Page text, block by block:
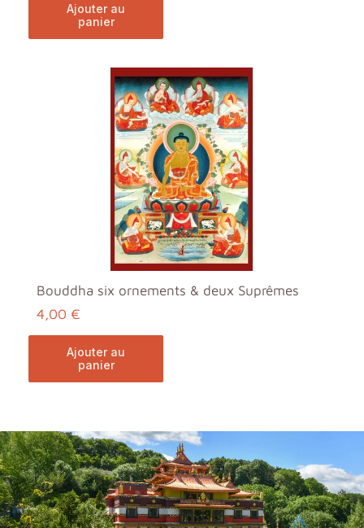
ajouter au
panier
Bouddha six ornements & deux Suprêmes
4,00 €
ajouter au
panier